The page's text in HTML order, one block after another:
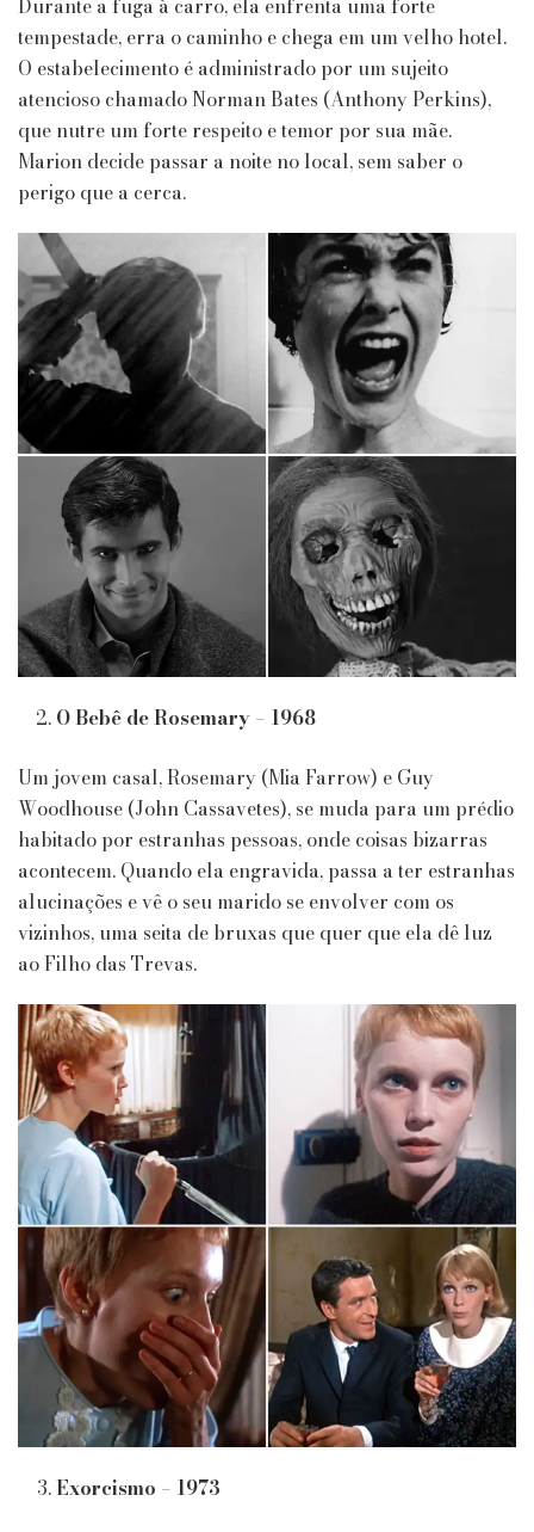
Durante a fuga à carro, ela enfrenta uma forte
tempestade, erra o caminho e chega em um velho hotel.
O estabelecimento é administrado por um sujeito
atencioso chamado Norman Bates (Anthony Perkins),
que nutre um forte respeito e temor por sua mãe.
Marion decide passar a noite no local, sem saber o
perigo que a cerca.
O Bebê de Rosemary – 1968
Um jovem casal, Rosemary (Mia Farrow) e Guy
Woodhouse (John Cassavetes), se muda para um prédio
habitado por estranhas pessoas, onde coisas bizarras
acontecem. Quando ela engravida, passa a ter estranhas
alucinações e vê o seu marido se envolver com os
vizinhos, uma seita de bruxas que quer que ela dê luz
ao Filho das Trevas.
Exorcismo – 1973